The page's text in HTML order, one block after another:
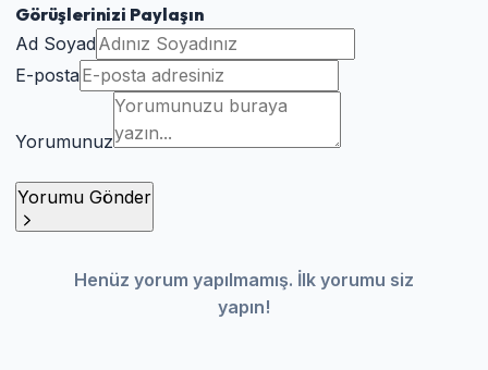
Görüşlerinizi Paylaşın
Ad Soyad
E-posta
Yorumunuz
Yorumu Gönder
Henüz yorum yapılmamış. İlk yorumu siz
yapın!